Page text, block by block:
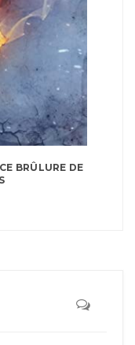
BRÛLURE DE